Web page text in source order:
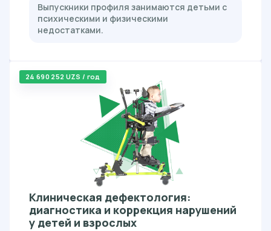
Выпускники профиля занимаются детьми с
психическими и физическими
недостатками.
24 690 252 UZS / год
Клиническая дефектология:
диагностика и коррекция нарушений
у детей и взрослых